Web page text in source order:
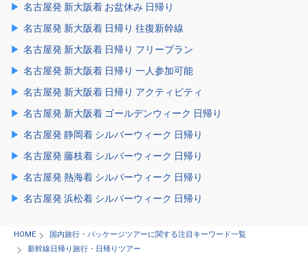
名古屋発 新大阪着 お盆休み 日帰り
名古屋発 新大阪着 日帰り 往復新幹線
名古屋発 新大阪着 日帰り フリープラン
名古屋発 新大阪着 日帰り 一人参加可能
名古屋発 新大阪着 日帰り アクティビティ
名古屋発 新大阪着 ゴールデンウィーク 日帰り
名古屋発 静岡着 シルバーウィーク 日帰り
名古屋発 藤枝着 シルバーウィーク 日帰り
名古屋発 熱海着 シルバーウィーク 日帰り
名古屋発 浜松着 シルバーウィーク 日帰り
HOME
国内旅行・パッケージツアーに関する注目キーワード一覧
新幹線日帰り旅行・日帰りツアー